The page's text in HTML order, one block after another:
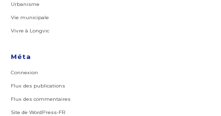
Urbanisme
Vie municipale
Vivre à Longvic
Méta
Connexion
Flux des publications
Flux des commentaires
Site de WordPress-FR